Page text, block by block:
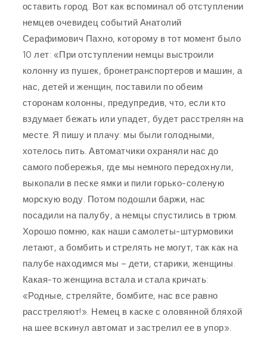
оставить город. Вот как вспоминал об отступлении
немцев очевидец событий Анатолий
Серафимович Пахно, которому в тот момент было
10 лет: «При отступлении немцы выстроили
колонну из пушек, бронетранспортеров и машин, а
нас, детей и женщин, поставили по обеим
сторонам колонны, предупредив, что, если кто
вздумает бежать или упадет, будет расстрелян на
месте. Я пишу и плачу: мы были голодными,
хотелось пить. Автоматчики охраняли нас до
самого побережья, где мы немного передохнули,
выкопали в песке ямки и пили горько-соленую
морскую воду. Потом подошли баржи, нас
посадили на палубу, а немцы спустились в трюм.
Хорошо помню, как наши самолеты-штурмовики
летают, а бомбить и стрелять не могут, так как на
палубе находимся мы – дети, старики, женщины.
Какая-то женщина встала и стала кричать:
«Родные, стреляйте, бомбите, нас все равно
расстреляют!». Немец в каске с оловянной бляхой
на шее вскинул автомат и застрелил ее в упор».